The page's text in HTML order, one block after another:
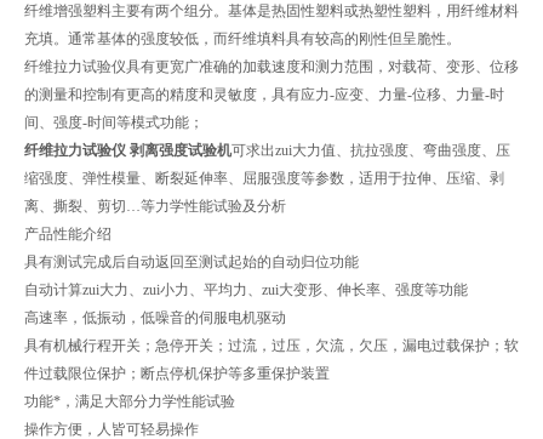
纤维增强塑料主要有两个组分。基体是热固性塑料或热塑性塑料，用纤维材料
充填。通常基体的强度较低，而纤维填料具有较高的刚性但呈脆性。
纤维拉力试验仪具有更宽广准确的加载速度和测力范围，对载荷、变形、位移
的测量和控制有更高的精度和灵敏度，具有应力-应变、力量-位移、力量-时
间、强度-时间等模式功能；
纤维拉力试验仪 剥离强度试验机可求出zui大力值、抗拉强度、弯曲强度、压
缩强度、弹性模量、断裂延伸率、屈服强度等参数，适用于拉伸、压缩、剥
离、撕裂、剪切…等力学性能试验及分析
产品性能介绍
具有测试完成后自动返回至测试起始的自动归位功能
自动计算zui大力、zui小力、平均力、zui大变形、伸长率、强度等功能
高速率，低振动，低噪音的伺服电机驱动
具有机械行程开关；急停开关；过流，过压，欠流，欠压，漏电过载保护；软
件过载限位保护；断点停机保护等多重保护装置
功能*，满足大部分力学性能试验
操作方便，人皆可轻易操作